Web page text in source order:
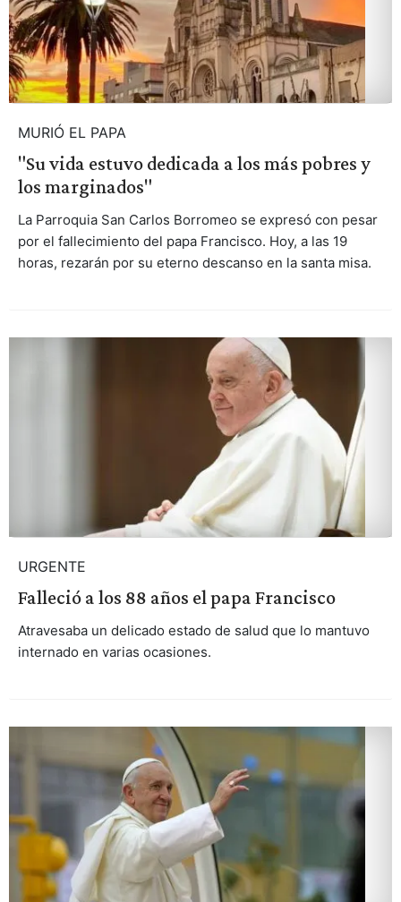
MURIÓ EL PAPA
"Su vida estuvo dedicada a los más pobres y
los marginados"
La Parroquia San Carlos Borromeo se expresó con pesar
por el fallecimiento del papa Francisco. Hoy, a las 19
horas, rezarán por su eterno descanso en la santa misa.
URGENTE
Falleció a los 88 años el papa Francisco
Atravesaba un delicado estado de salud que lo mantuvo
internado en varias ocasiones.